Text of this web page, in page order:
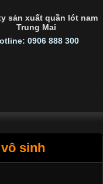
sản xuất quần lót nam
Trung Mai
0906 888 300
sinh